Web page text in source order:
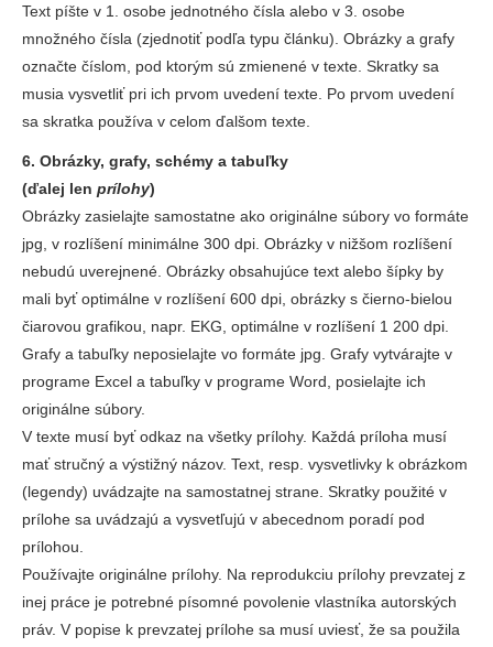
Text píšte v 1. osobe jednotného čísla alebo v 3. osobe
množného čísla (zjednotiť podľa typu článku). Obrázky a grafy
označte číslom, pod ktorým sú zmienené v texte. Skratky sa
musia vysvetliť pri ich prvom uvedení texte. Po prvom uvedení
sa skratka používa v celom ďalšom texte.
6. Obrázky, grafy, schémy a tabuľky
(ďalej len prílohy)
Obrázky zasielajte samostatne ako originálne súbory vo formáte
jpg, v rozlíšení minimálne 300 dpi. Obrázky v nižšom rozlíšení
nebudú uverejnené. Obrázky obsahujúce text alebo šípky by
mali byť optimálne v rozlíšení 600 dpi, obrázky s čierno-bielou
čiarovou grafikou, napr. EKG, optimálne v rozlíšení 1 200 dpi.
Grafy a tabuľky neposielajte vo formáte jpg. Grafy vytvárajte v
programe Excel a tabuľky v programe Word, posielajte ich
originálne súbory.
V texte musí byť odkaz na všetky prílohy. Každá príloha musí
mať stručný a výstižný názov. Text, resp. vysvetlivky k obrázkom
(legendy) uvádzajte na samostatnej strane. Skratky použité v
prílohe sa uvádzajú a vysvetľujú v abecednom poradí pod
prílohou.
Používajte originálne prílohy. Na reprodukciu prílohy prevzatej z
inej práce je potrebné písomné povolenie vlastníka autorských
práv. V popise k prevzatej prílohe sa musí uviesť, že sa použila